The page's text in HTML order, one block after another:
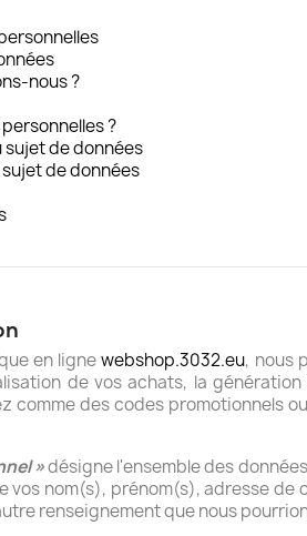
nous ?
?
sujet de données
de données
en lignewebshop.3032.eu, nous
de vos achats, la
comme des codes promotionnels
»désigne l'ensemble des
vos nom(s), prénom(s), adresse
renseignement que nous